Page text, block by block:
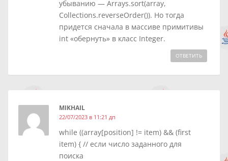
убыванию — Arrays.sort(array,
Collections.reverseOrder()). Но тогда
придется сначала в массиве примитивы
int «обернуть» в класс Integer.
ОТВЕТИТЬ
MIKHAIL
22/07/2023 в 11:21 дп
while ((array[position] != item) && (first
item) { // если число заданного для
поиска